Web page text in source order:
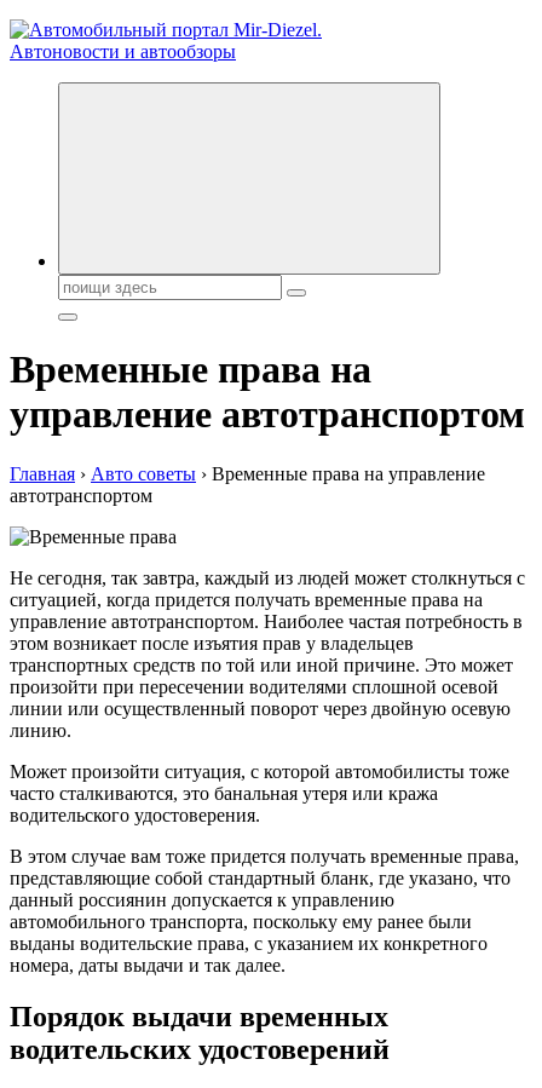
Справочник автомобилиста. Обзор новинок популярных
Поиск:
Временные права на
управление автотранспортом
Главная › Авто советы › Временные права на управление
автотранспортом
Не сегодня, так завтра, каждый из людей может столкнуться с
ситуацией, когда придется получать временные права на
управление автотранспортом. Наиболее частая потребность в
этом возникает после изъятия прав у владельцев
транспортных средств по той или иной причине. Это может
произойти при пересечении водителями сплошной осевой
линии или осуществленный поворот через двойную осевую
линию.
Может произойти ситуация, с которой автомобилисты тоже
часто сталкиваются, это банальная утеря или кража
водительского удостоверения.
В этом случае вам тоже придется получать временные права,
представляющие собой стандартный бланк, где указано, что
данный россиянин допускается к управлению
автомобильного транспорта, поскольку ему ранее были
выданы водительские права, с указанием их конкретного
номера, даты выдачи и так далее.
Порядок выдачи временных
водительских удостоверений